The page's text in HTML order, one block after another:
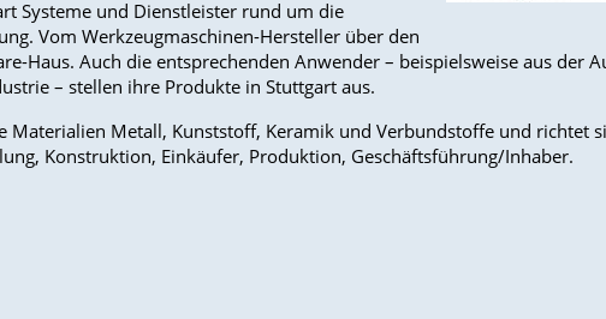
Systeme und Dienstleister rund um die
Vom Werkzeugmaschinen-Hersteller über den
Haus. Auch die entsprechenden Anwender – beispielsweise aus der
– stellen ihre Produkte in Stuttgart aus.
Materialien Metall, Kunststoff, Keramik und Verbundstoffe und richtet
Konstruktion, Einkäufer, Produktion, Geschäftsführung/Inhaber.